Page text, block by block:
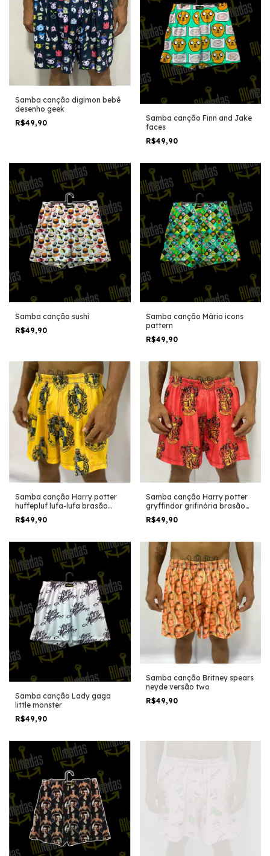
Samba canção digimon bebê
desenho geek
R$49,90
Samba canção Finn and Jake
faces
R$49,90
Samba canção sushi
R$49,90
Samba canção Mário icons
pattern
R$49,90
Samba canção Harry potter
huffepluf lufa-lufa brasão
vintage
R$49,90
Samba canção Harry potter
gryffindor grifinória brasão
vintage
R$49,90
Samba canção Lady gaga
little monster
R$49,90
Samba canção Britney spears
neyde versão two
R$49,90